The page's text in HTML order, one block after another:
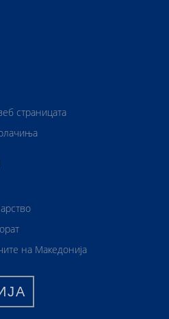
страницата
на Македонија